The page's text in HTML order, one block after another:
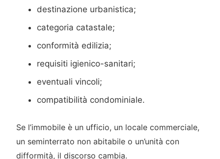
destinazione urbanistica;
categoria catastale;
conformità edilizia;
requisiti igienico-sanitari;
eventuali vincoli;
compatibilità condominiale.
Se l’immobile è un ufficio, un locale commerciale,
un seminterrato non abitabile o un’unità con
difformità, il discorso cambia.